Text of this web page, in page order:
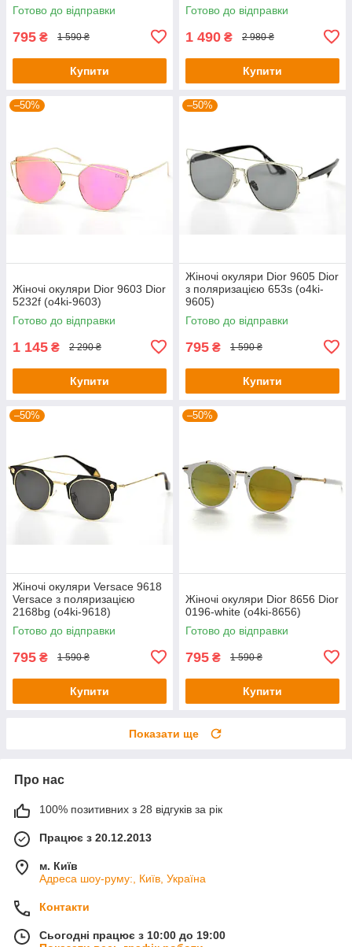
Готово до відправки
795 ₴ 1 590 ₴
Купити
Готово до відправки
1 490 ₴ 2 980 ₴
Купити
–50%
Жіночі окуляри Dior 9603 Dior
5232f (o4ki-9603)
Готово до відправки
1 145 ₴ 2 290 ₴
Купити
–50%
Жіночі окуляри Dior 9605 Dior
з поляризацією 653s (o4ki-
9605)
Готово до відправки
795 ₴ 1 590 ₴
Купити
–50%
Жіночі окуляри Versace 9618
Versace з поляризацією
2168bg (o4ki-9618)
Готово до відправки
795 ₴ 1 590 ₴
Купити
–50%
Жіночі окуляри Dior 8656 Dior
0196-white (o4ki-8656)
Готово до відправки
795 ₴ 1 590 ₴
Купити
Показати ще
Про нас
100% позитивних з 28 відгуків за рік
Працює з 20.12.2013
м. Київ
Адреса шоу-руму:, Київ, Україна
Контакти
Сьогодні працює з 10:00 до 19:00